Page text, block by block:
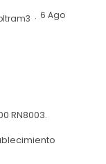
· 6 Ago
RN8003.